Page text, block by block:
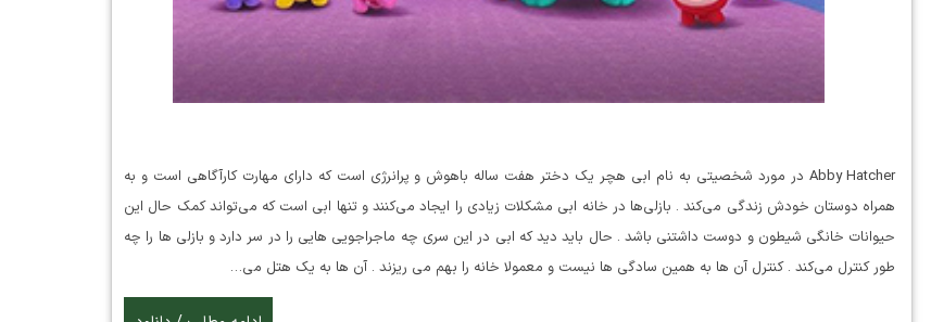
Abby Hatcher در مورد شخصیتی به نام ابی هچر یک دختر هفت ساله باهوش و پرانرژی است که دارای مهارت کارآگاهی است و به
همراه دوستان خودش زندگی می‌کند . بازلی‌ها در خانه ابی مشکلات زیادی را ایجاد می‌کنند و تنها ابی است که می‌تواند کمک حال این
حیوانات خانگی شیطون و دوست داشتنی باشد . حال باید دید که ابی در این سری چه ماجراجویی هایی را در سر دارد و بازلی ها را چه
طور کنترل می‌کند . کنترل آن ها به همین سادگی ها نیست و معمولا خانه را بهم می ریزند . آن ها به یک هتل می…